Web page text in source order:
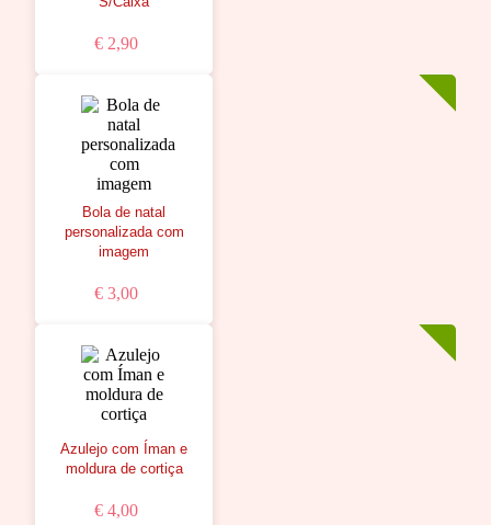
€ 2,90
Bola de natal
personalizada com
imagem
€ 3,00
Azulejo com Íman e
moldura de cortiça
€ 4,00